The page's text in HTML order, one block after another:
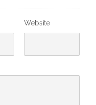
Website